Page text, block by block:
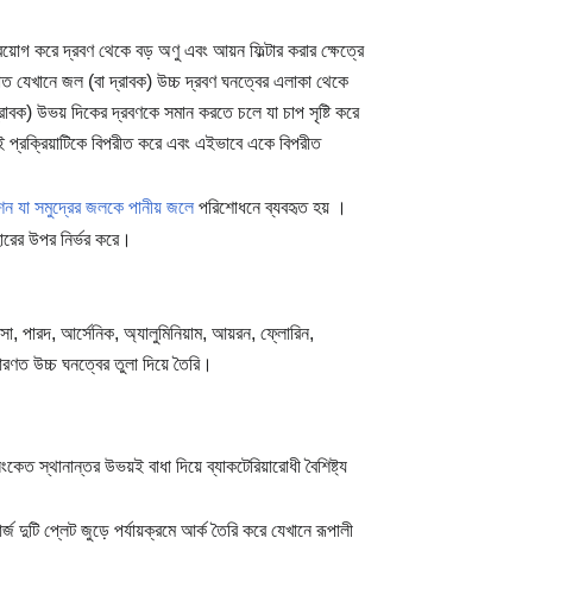
করে দ্রবণ থেকে বড় অণু এবং আয়ন ফিল্টার করার ক্ষেত্রে
যেখানে জল (বা দ্রাবক) উচ্চ দ্রবণ ঘনত্বের এলাকা থেকে
উভয় দিকের দ্রবণকে সমান করতে চলে যা চাপ সৃষ্টি করে
বিপরীত করে এবং এইভাবে একে বিপরীত
যা সমুদ্রের জলকে পানীয় জলে পরিশোধনে ব্যবহৃত হয় ।
উপর নির্ভর করে।
পারদ, আর্সেনিক, অ্যালুমিনিয়াম, আয়রন, ফ্লোরিন,
উচ্চ ঘনত্বের তুলা দিয়ে তৈরি।
স্থানান্তর উভয়ই বাধা দিয়ে ব্যাকটেরিয়ারোধী বৈশিষ্ট্য
দুটি প্লেট জুড়ে পর্যায়ক্রমে আর্ক তৈরি করে যেখানে রূপালী